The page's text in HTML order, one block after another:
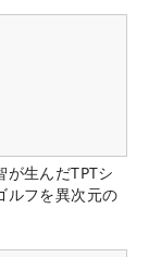
が生んだTPTシ
ルフを異次元の